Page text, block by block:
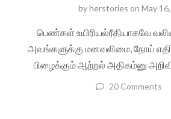
byherstories on May
பெண்கள் உயிரியல்ரீதியாகவே
அவங்களுக்கு மனவலிமை, நோய்
பிழைக்கும் ஆற்றல் அதிகம்னு
20 Comments